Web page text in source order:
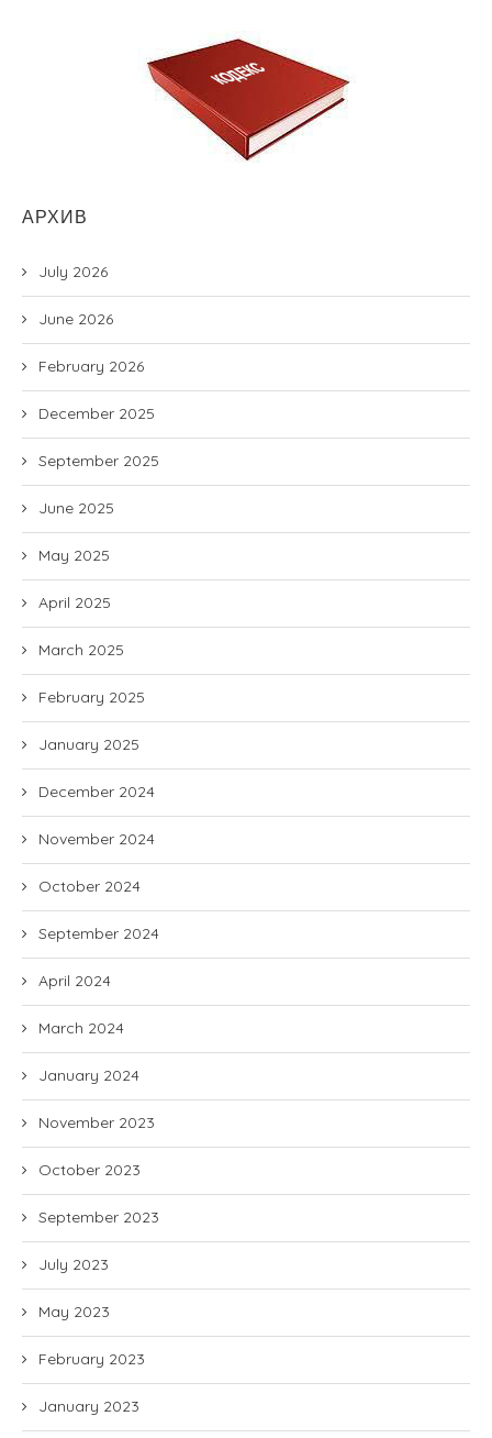
АРХИВ
July 2026
June 2026
February 2026
December 2025
September 2025
June 2025
May 2025
April 2025
March 2025
February 2025
January 2025
December 2024
November 2024
October 2024
September 2024
April 2024
March 2024
January 2024
November 2023
October 2023
September 2023
July 2023
May 2023
February 2023
January 2023